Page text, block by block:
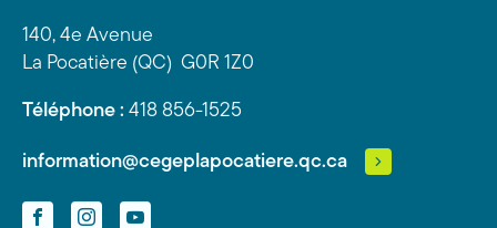
140, 4e Avenue
La Pocatière (QC) G0R 1Z0
Téléphone : 418 856-1525
information@cegeplapocatiere.qc.ca
FacebookInstagramYouTube